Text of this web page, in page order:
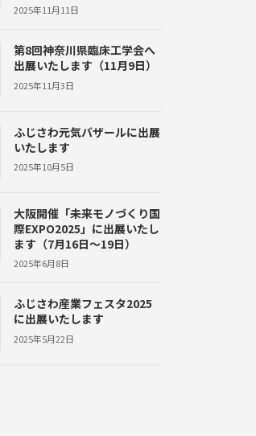
2025年11月11日
第8回神奈川県臨床工学会へ
出展いたします（11月9日）
2025年11月3日
ふじさわ元気バザールに出展
いたします
2025年10月5日
大阪開催「未来モノづくり国
際EXPO2025」に出展いたし
ます（7月16日〜19日）
2025年6月8日
ふじさわ産業フェスタ2025
に出展いたします
2025年5月22日